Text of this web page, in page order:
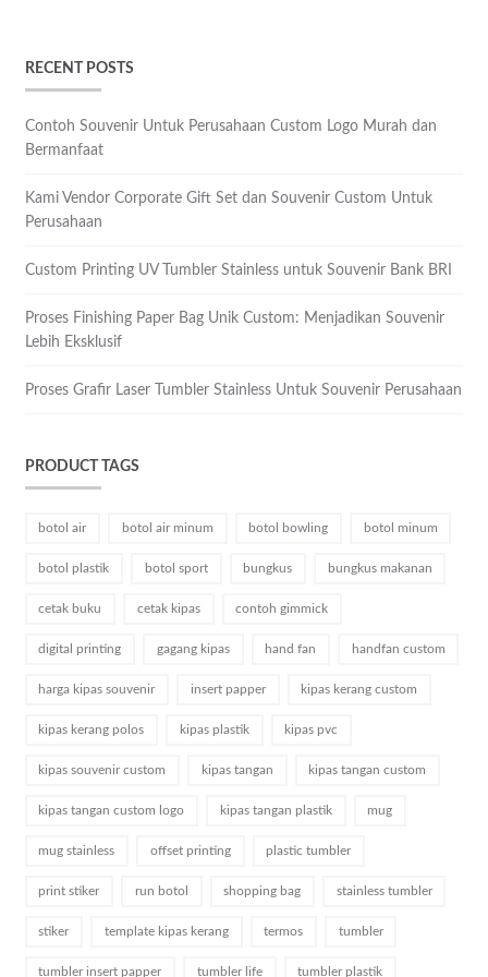
RECENT POSTS
Contoh Souvenir Untuk Perusahaan Custom Logo Murah dan
Bermanfaat
Kami Vendor Corporate Gift Set dan Souvenir Custom Untuk
Perusahaan
Custom Printing UV Tumbler Stainless untuk Souvenir Bank BRI
Proses Finishing Paper Bag Unik Custom: Menjadikan Souvenir
Lebih Eksklusif
Proses Grafir Laser Tumbler Stainless Untuk Souvenir Perusahaan
PRODUCT TAGS
botol air botol air minum botol bowling botol minum
botol plastik botol sport bungkus bungkus makanan
cetak buku cetak kipas contoh gimmick
digital printing gagang kipas hand fan handfan custom
harga kipas souvenir insert papper kipas kerang custom
kipas kerang polos kipas plastik kipas pvc
kipas souvenir custom kipas tangan kipas tangan custom
kipas tangan custom logo kipas tangan plastik mug
mug stainless offset printing plastic tumbler
print stiker run botol shopping bag stainless tumbler
stiker template kipas kerang termos tumbler
tumbler insert papper tumbler life tumbler plastik